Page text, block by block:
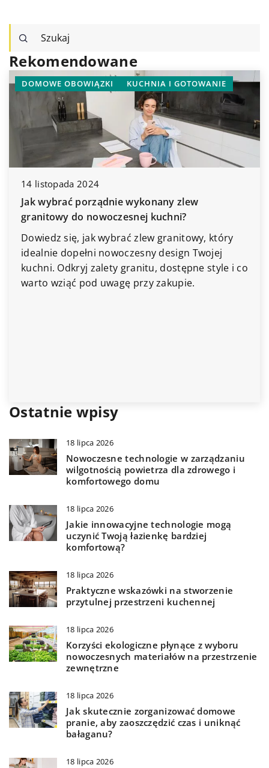
Rekomendowane
DOMOWE OBOWIĄZKI KUCHNIA I GOTOWANIE
14 listopada 2024
Jak wybrać porządnie wykonany zlew
granitowy do nowoczesnej kuchni?
Dowiedz się, jak wybrać zlew granitowy, który
idealnie dopełni nowoczesny design Twojej
kuchni. Odkryj zalety granitu, dostępne style i co
warto wziąć pod uwagę przy zakupie.
Ostatnie wpisy
18 lipca 2026
Nowoczesne technologie w zarządzaniu
wilgotnością powietrza dla zdrowego i
komfortowego domu
18 lipca 2026
Jakie innowacyjne technologie mogą
uczynić Twoją łazienkę bardziej
komfortową?
18 lipca 2026
Praktyczne wskazówki na stworzenie
przytulnej przestrzeni kuchennej
18 lipca 2026
Korzyści ekologiczne płynące z wyboru
nowoczesnych materiałów na przestrzenie
zewnętrzne
18 lipca 2026
Jak skutecznie zorganizować domowe
pranie, aby zaoszczędzić czas i uniknąć
bałaganu?
18 lipca 2026